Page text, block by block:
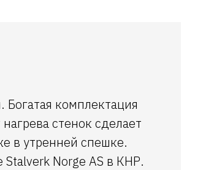
Богатая комплектация
стенок сделает
в утренней спешке.
Stalverk Norge AS в КНР.